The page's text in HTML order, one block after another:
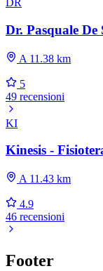
DR
Dr. Pasquale De
A 11.38 km
5
49 recensioni
KI
Kinesis -
A 11.43 km
4.9
46 recensioni
Footer